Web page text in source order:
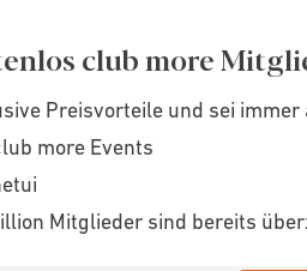
club more
Preisvorteile und sei
more Events
Mitglieder sind bereits